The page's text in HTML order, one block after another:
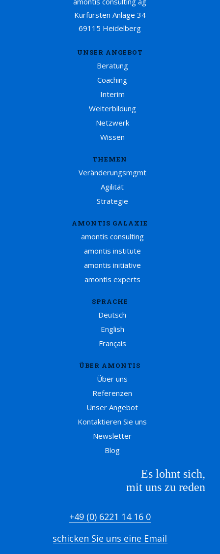
Kurfürsten Anlage 34
69115 Heidelberg
UNSER ANGEBOT
Beratung
Coaching
Interim
Weiterbildung
Netzwerk
Wissen
THEMEN
Veränderungsmgmt
Agilität
Strategie
AMONTIS GALAXIE
amontis consulting
amontis institute
amontis initiative
amontis experts
SPRACHE
Deutsch
English
Français
ÜBER AMONTIS
Über uns
Referenzen
Unser Angebot
Kontaktieren Sie uns
Newsletter
Blog
Es lohnt sich,
mit uns zu reden
+49 (0) 6221 14 16 0
schicken Sie uns eine Email